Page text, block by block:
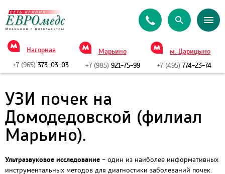
Нагорная
+7 (965) 373-03-03
Марьино
+7 (985)921-75-99
м. Царицыно
+7 (495) 774-23-74
УЗИ почек на
Домодедовской (филиал
Марьино).
Ультразвуковое исследование – один из наиболее информативных
инструментальных методов для диагностики заболеваний почек.